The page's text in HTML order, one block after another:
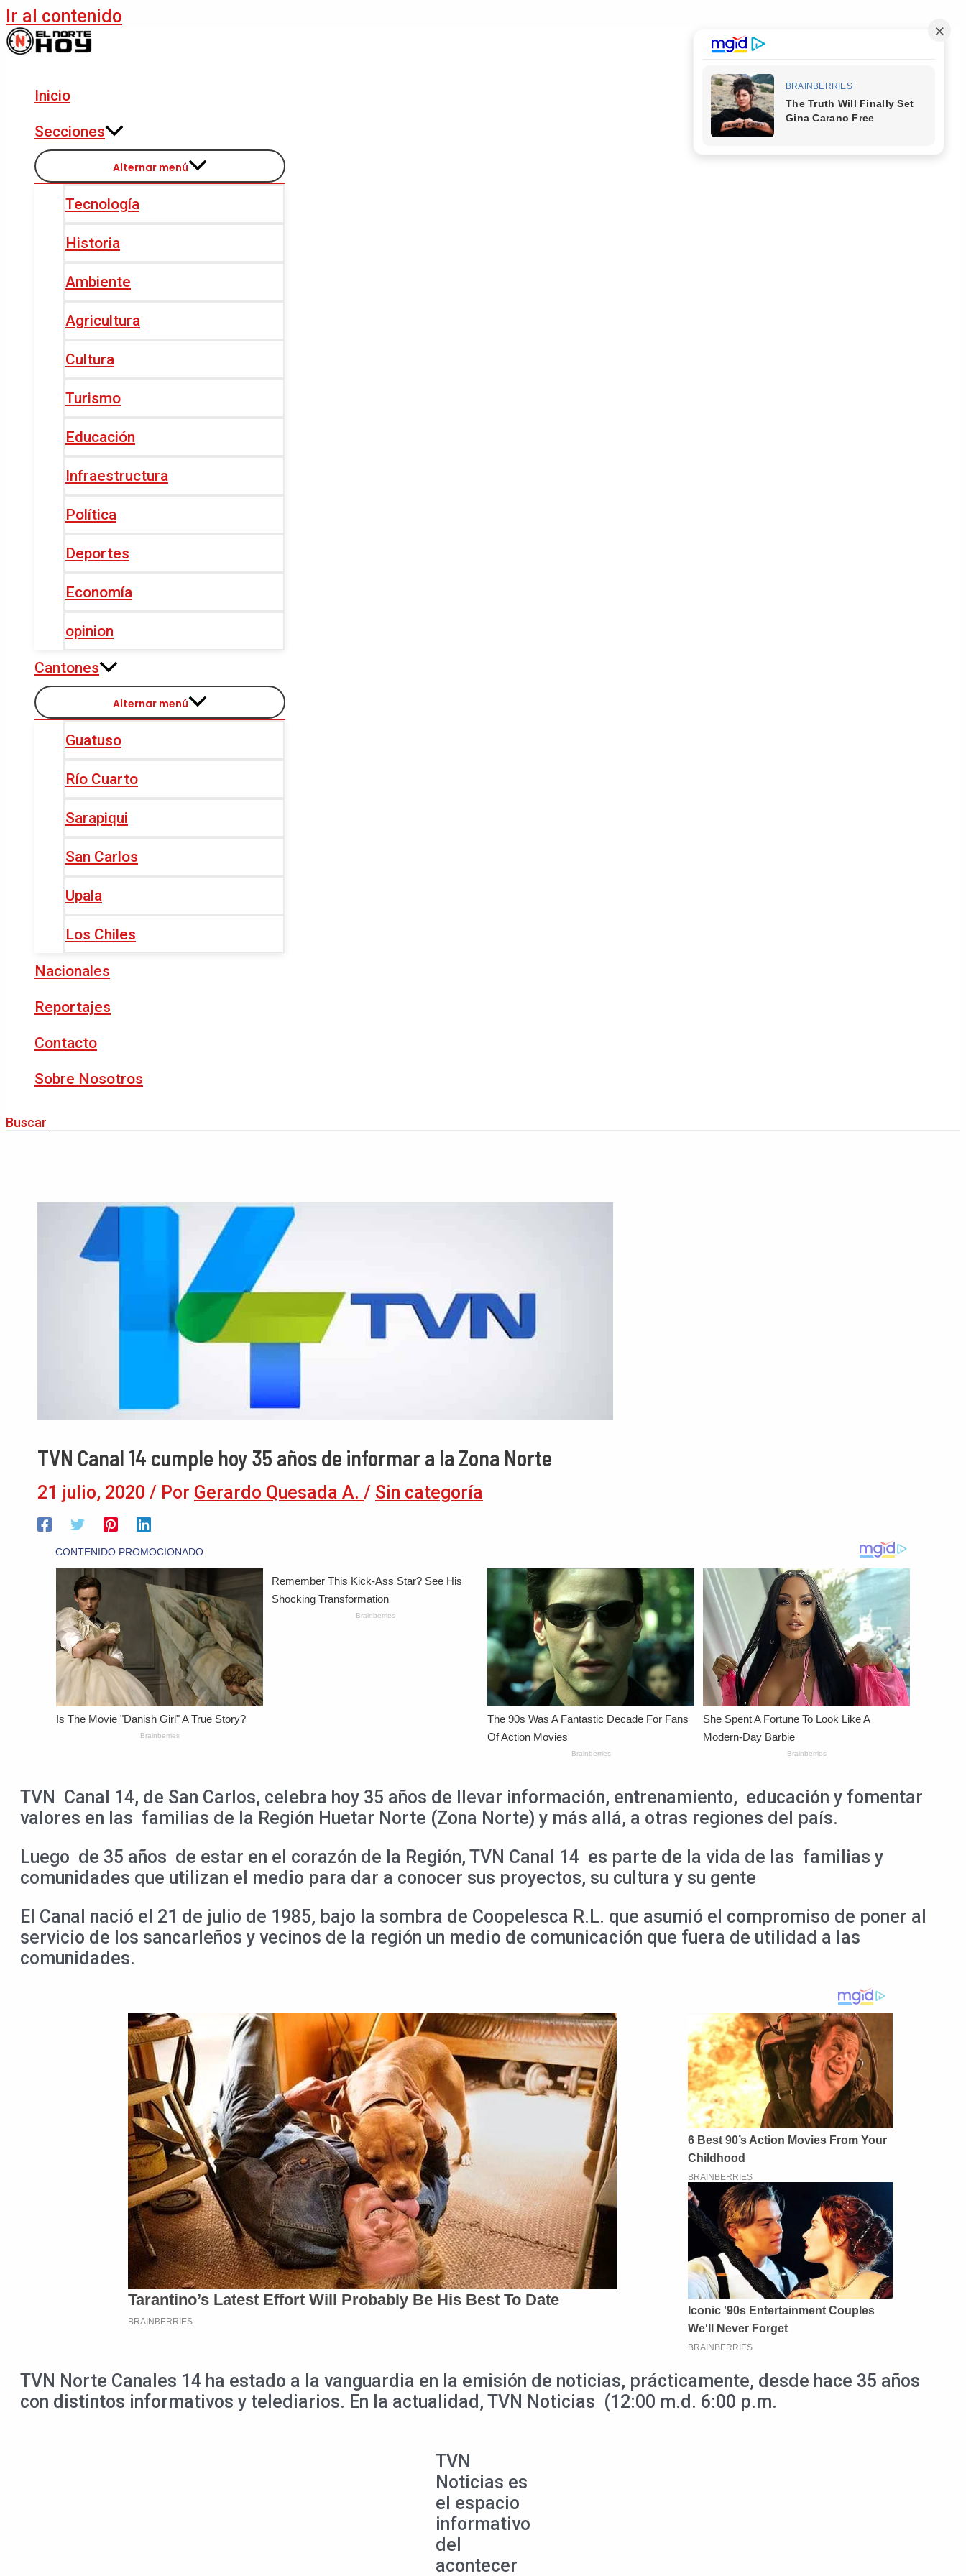
Ir al contenido
Inicio
Secciones
Alternar menú
Tecnología
Historia
Ambiente
Agricultura
Cultura
Turismo
Educación
Infraestructura
Política
Deportes
Economía
opinion
Cantones
Alternar menú
Guatuso
Río Cuarto
Sarapiqui
San Carlos
Upala
Los Chiles
Nacionales
Reportajes
Contacto
Sobre Nosotros
Buscar
TVN Canal 14 cumple hoy 35 años de informar a la Zona Norte
21 julio, 2020 / Por Gerardo Quesada A. / Sin categoría
TVN Canal 14, de San Carlos, celebra hoy 35 años de llevar información, entrenamiento, educación y fomentar
valores en las familias de la Región Huetar Norte (Zona Norte) y más allá, a otras regiones del país.
Luego de 35 años de estar en el corazón de la Región, TVN Canal 14 es parte de la vida de las familias y
comunidades que utilizan el medio para dar a conocer sus proyectos, su cultura y su gente
El Canal nació el 21 de julio de 1985, bajo la sombra de Coopelesca R.L. que asumió el compromiso de poner al
servicio de los sancarleños y vecinos de la región un medio de comunicación que fuera de utilidad a las
comunidades.
TVN Norte Canales 14 ha estado a la vanguardia en la emisión de noticias, prácticamente, desde hace 35 años
con distintos informativos y telediarios. En la actualidad, TVN Noticias (12:00 m.d. 6:00 p.m.
TVN
Noticias es
el espacio
informativo
del
acontecer